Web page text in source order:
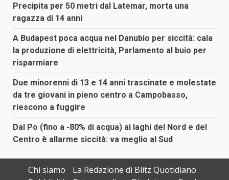
Precipita per 50 metri dal Latemar, morta una
ragazza di 14 anni
A Budapest poca acqua nel Danubio per siccità: cala
la produzione di elettricità, Parlamento al buio per
risparmiare
Due minorenni di 13 e 14 anni trascinate e molestate
da tre giovani in pieno centro a Campobasso,
riescono a fuggire
Dal Po (fino a -80% di acqua) ai laghi del Nord e del
Centro è allarme siccità: va meglio al Sud
Chi siamo
La Redazione di Blitz Quotidiano